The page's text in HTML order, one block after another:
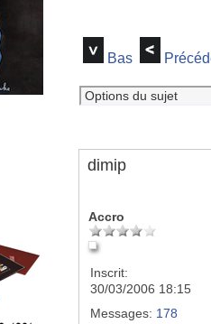
Bas
dimip
Accro
Inscrit:
30/03/2006 18:15
Messages: 178